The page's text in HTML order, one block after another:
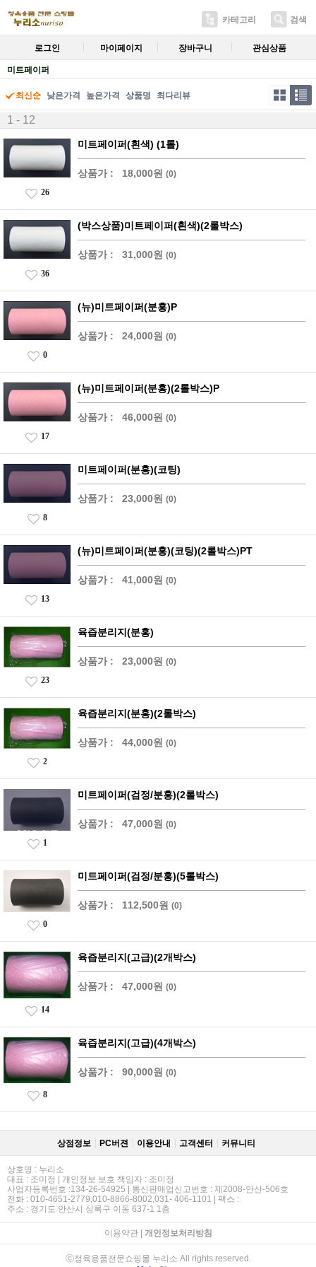
카테고리 검색
로그인 마이페이지 장바구니 관심상품
미트페이퍼
최신순 낮은가격 높은가격 상품명 최다리뷰
1 - 12
미트페이퍼(흰색) (1롤)
상품가 : 18,000원 (0)
26
(박스상품)미트페이퍼(흰색)(2롤박스)
상품가 : 31,000원 (0)
36
(뉴)미트페이퍼(분홍)P
상품가 : 24,000원 (0)
0
(뉴)미트페이퍼(분홍)(2롤박스)P
상품가 : 46,000원 (0)
17
미트페이퍼(분홍)(코팅)
상품가 : 23,000원 (0)
8
(뉴)미트페이퍼(분홍)(코팅)(2롤박스)PT
상품가 : 41,000원 (0)
13
육즙분리지(분홍)
상품가 : 23,000원 (0)
23
육즙분리지(분홍)(2롤박스)
상품가 : 44,000원 (0)
2
미트페이퍼(검정/분홍)(2롤박스)
상품가 : 47,000원 (0)
1
미트페이퍼(검정/분홍)(5롤박스)
상품가 : 112,500원 (0)
0
육즙분리지(고급)(2개박스)
상품가 : 47,000원 (0)
14
육즙분리지(고급)(4개박스)
상품가 : 90,000원 (0)
8
상점정보 PC버젼 이용안내 고객센터 커뮤니티
상호명 : 누리소
대표 : 조미정 | 개인정보 보호 책임자 : 조미정
사업자등록번호 :134-26-54925 | 통신판매업신고번호 : 제2008-안산-506호
전화 : 010-4651-2779,010-8866-8002,031- 406-1101 | 팩스 :
주소 : 경기도 안산시 상록구 이동 637-1 1층
이용약관| 개인정보처리방침
ⓒ정육용품전문쇼핑몰 누리소 All rights reserved.